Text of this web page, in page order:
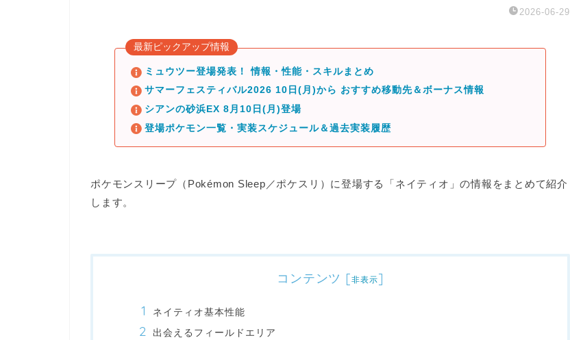
2026-06-29
最新ピックアップ情報
ミュウツー登場発表！ 情報・性能・スキルまとめ
サマーフェスティバル2026 10日(月)から おすすめ移動先＆ボーナス情報
シアンの砂浜EX 8月10日(月)登場
登場ポケモン一覧・実装スケジュール＆過去実装履歴
ポケモンスリープ（Pokémon Sleep／ポケスリ）に登場する「ネイティオ」の情報をまとめて紹介
します。
コンテンツ [非表示]
ネイティオ基本性能
出会えるフィールドエリア